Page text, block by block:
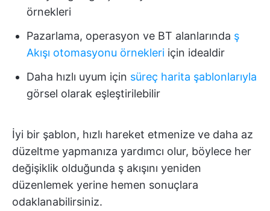
örnekleri
Pazarlama, operasyon ve BT alanlarında ş
Akışı otomasyonu örnekleri için idealdir
Daha hızlı uyum için süreç harita şablonlarıyla
görsel olarak eşleştirilebilir
İyi bir şablon, hızlı hareket etmenize ve daha az
düzeltme yapmanıza yardımcı olur, böylece her
değişiklik olduğunda ş akışını yeniden
düzenlemek yerine hemen sonuçlara
odaklanabilirsiniz.